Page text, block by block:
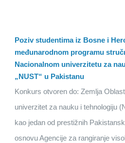
Poziv studentima iz Bosne i
međunarodnom programu
Nacionalnom univerzitetu za
„NUST“ u Pakistanu
Konkurs otvoren do: Zemlja
univerzitet za nauku i tehnologiju
kao jedan od prestižnih
osnovu Agencije za rangiranje